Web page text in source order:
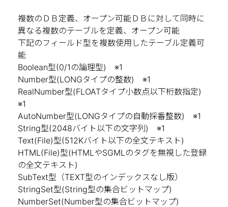
複数のＤＢ定義、オープン可能ＤＢに対して同時に
異なる複数のテーブルを定義、オープン可能
下記のフィールド型を複数使用したテーブル定義可
能
Boolean型(0/1の論理型) ※1
Number型(LONGタイプの整数) ※1
RealNumber型(FLOATタイプ小数点以下桁数指定)
※1
AutoNumber型(LONGタイプの自動採番整数) ※1
String型(2048バイト以下の文字列) ※1
Text(File)型(512Kバイト以下の全文テキスト)
HTML(File)型(HTMLやSGMLのタグを無視した登録
の全文テキスト)
SubText型（TEXT型のインデックスなし版）
StringSet型(String型の集合ビットマップ)
NumberSet(Number型の集合ビットマップ)